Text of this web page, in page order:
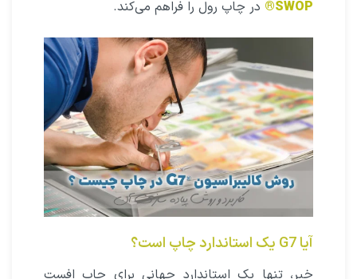
SWOP®
در چاپ رول را فراهم می‌کند.
آیا G7 یک استاندارد چاپ است؟
خیر، تنها یک استاندارد جهانی برای چاپ افست